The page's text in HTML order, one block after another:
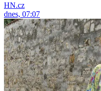
HN.cz
dnes, 07:07